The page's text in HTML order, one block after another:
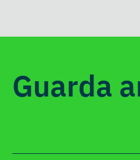
Guarda